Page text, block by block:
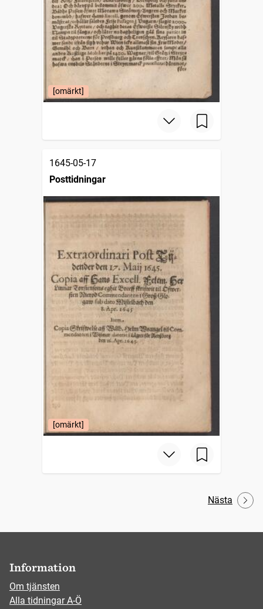
[omärkt]
1645-05-17
Posttidningar
[omärkt]
Nästa
Information
Om tjänsten
Alla tidningar A-Ö